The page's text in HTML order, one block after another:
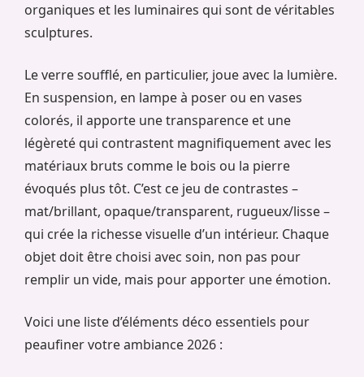
organiques et les luminaires qui sont de véritables
sculptures.
Le verre soufflé, en particulier, joue avec la lumière.
En suspension, en lampe à poser ou en vases
colorés, il apporte une transparence et une
légèreté qui contrastent magnifiquement avec les
matériaux bruts comme le bois ou la pierre
évoqués plus tôt. C’est ce jeu de contrastes –
mat/brillant, opaque/transparent, rugueux/lisse –
qui crée la richesse visuelle d’un intérieur. Chaque
objet doit être choisi avec soin, non pas pour
remplir un vide, mais pour apporter une émotion.
Voici une liste d’éléments déco essentiels pour
peaufiner votre ambiance 2026 :